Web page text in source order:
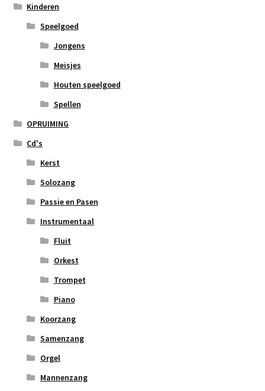
Kinderen
Speelgoed
Jongens
Meisjes
Houten speelgoed
Spellen
OPRUIMING
Cd's
Kerst
Solozang
Passie en Pasen
Instrumentaal
Fluit
Orkest
Trompet
Piano
Koorzang
Samenzang
Orgel
Mannenzang